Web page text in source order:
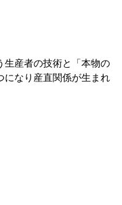
生産者の技術と「本物の
になり産直関係が生まれ